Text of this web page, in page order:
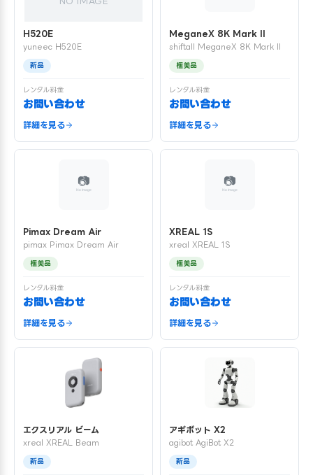
H520E
yuneec H520E
新品
レンタル料金
お問い合わせ
詳細を見る
MeganeX 8K Mark II
shiftall MeganeX 8K Mark II
極美品
レンタル料金
お問い合わせ
詳細を見る
Pimax Dream Air
pimax Pimax Dream Air
極美品
レンタル料金
お問い合わせ
詳細を見る
XREAL 1S
xreal XREAL 1S
極美品
レンタル料金
お問い合わせ
詳細を見る
エクスリアル ビーム
xreal XREAL Beam
新品
アギボット X2
agibot AgiBot X2
新品